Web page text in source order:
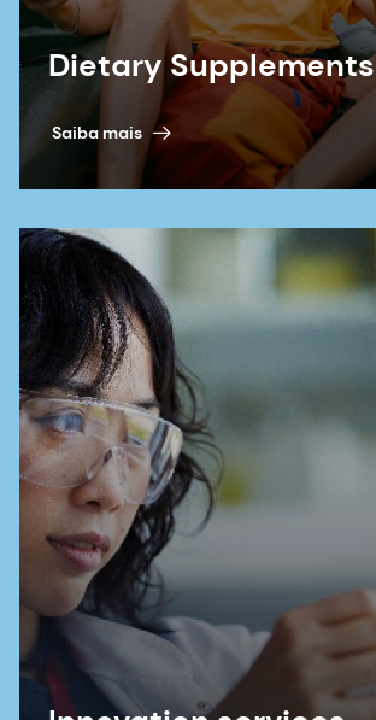
Dietary Supplements
Saiba mais